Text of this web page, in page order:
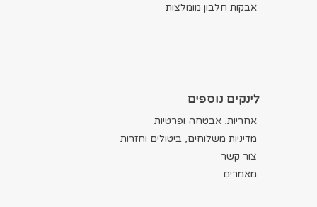
אבקות חלבון מומלצות
לינקים נוספים
אחריות, אבטחה ופרטיות
מדיניות משלוחים, ביטולים וחזרות
צור קשר
מאמרים